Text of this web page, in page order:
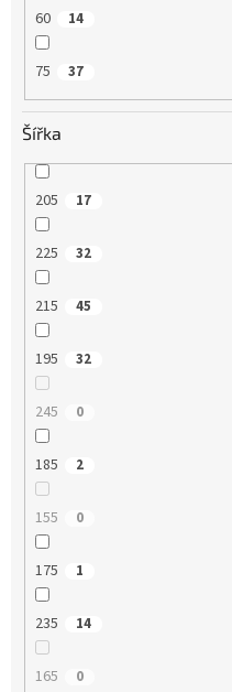
60 14
75 37
Šířka
205 17
225 32
215 45
195 32
245 0
185 2
155 0
175 1
235 14
165 0